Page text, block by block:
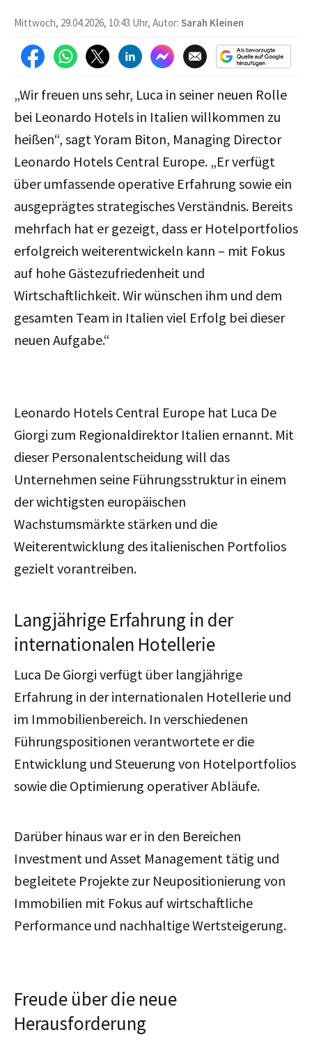
Mittwoch, 29.04.2026, 10:43 Uhr, Autor: Sarah Kleinen
„Wir freuen uns sehr, Luca in seiner neuen Rolle
bei Leonardo Hotels in Italien willkommen zu
heißen“, sagt Yoram Biton, Managing Director
Leonardo Hotels Central Europe. „Er verfügt
über umfassende operative Erfahrung sowie ein
ausgeprägtes strategisches Verständnis. Bereits
mehrfach hat er gezeigt, dass er Hotelportfolios
erfolgreich weiterentwickeln kann – mit Fokus
auf hohe Gästezufriedenheit und
Wirtschaftlichkeit. Wir wünschen ihm und dem
gesamten Team in Italien viel Erfolg bei dieser
neuen Aufgabe.“
Leonardo Hotels Central Europe hat Luca De
Giorgi zum Regionaldirektor Italien ernannt. Mit
dieser Personalentscheidung will das
Unternehmen seine Führungsstruktur in einem
der wichtigsten europäischen
Wachstumsmärkte stärken und die
Weiterentwicklung des italienischen Portfolios
gezielt vorantreiben.
Langjährige Erfahrung in der
internationalen Hotellerie
Luca De Giorgi verfügt über langjährige
Erfahrung in der internationalen Hotellerie und
im Immobilienbereich. In verschiedenen
Führungspositionen verantwortete er die
Entwicklung und Steuerung von Hotelportfolios
sowie die Optimierung operativer Abläufe.
Darüber hinaus war er in den Bereichen
Investment und Asset Management tätig und
begleitete Projekte zur Neupositionierung von
Immobilien mit Fokus auf wirtschaftliche
Performance und nachhaltige Wertsteigerung.
Freude über die neue
Herausforderung